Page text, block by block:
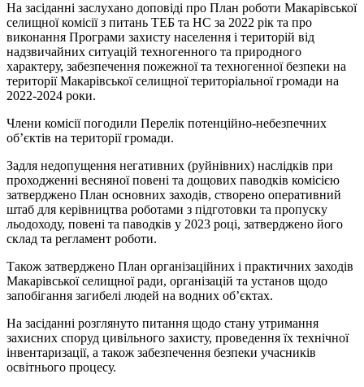
На засіданні заслухано доповіді про План роботи Макарівської
селищної комісії з питань ТЕБ та НС за 2022 рік та про
виконання Програми захисту населення і територій від
надзвичайних ситуацій техногенного та природного
характеру, забезпечення пожежної та техногенної безпеки на
території Макарівської селищної територіальної громади на
2022-2024 роки.
Члени комісії погодили Перелік потенційно-небезпечних
об’єктів на території громади.
Задля недопущення негативних (руйнівних) наслідків при
проходженні весняної повені та дощових паводків комісією
затверджено План основних заходів, створено оперативний
штаб для керівництва роботами з підготовки та пропуску
льодоходу, повені та паводків у 2023 році, затверджено його
склад та регламент роботи.
Також затверджено План організаційних і практичних заходів
Макарівської селищної ради, організацій та установ щодо
запобігання загибелі людей на водних об’єктах.
На засіданні розглянуто питання щодо стану утримання
захисних споруд цивільного захисту, проведення їх технічної
інвентаризації, а також забезпечення безпеки учасників
освітнього процесу.